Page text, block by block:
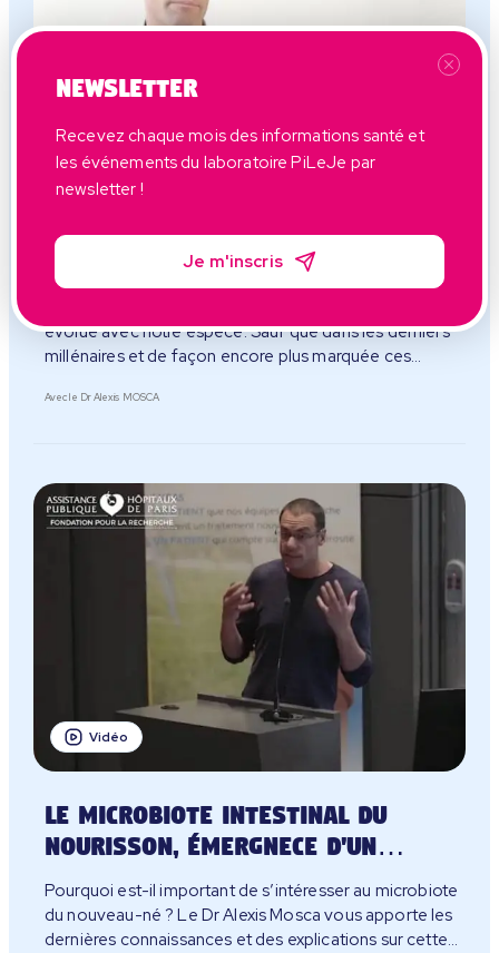
Vidéo
Microbiote intestinal du
évolué avec notre espèce. Sauf que dans les derniers
millénaires et de façon encore plus marquée ces
Avec le Dr Alexis MOSCA
Vidéo
Le microbiote intestinal du
nourisson, émergnece d'un
écosystème
Pourquoi est-il important de s’intéresser au microbiote
du nouveau-né ? Le Dr Alexis Mosca vous apporte les
dernières connaissances et des explications sur cette
Newsletter
Recevez chaque mois des informations santé et
les événements du laboratoire PiLeJe par
newsletter !
Je m'inscris